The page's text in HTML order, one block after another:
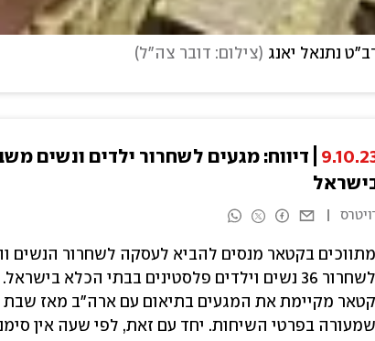
נתנאל יאנג (צילום: דובר צה"ל)
דיווח: מגעים לשחרור ילדים ונשים
מתווכים בקטאר מנסים להביא לעסקה לשחרור הנשים
לשחרור 36 נשים וילדים פלסטינים בבתי הכלא
קטאר מקיימת את המגעים בתיאום עם ארה"ב מאז
שמעורה בפרטי השיחות. יחד עם זאת, לפי שעה אין